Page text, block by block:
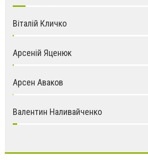
Віталій Кличко
Арсеній Яценюк
Арсен Аваков
Валентин Наливайченко